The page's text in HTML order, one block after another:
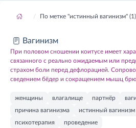
По метке "истинный вагинизм" (1)
Вагинизм
При половом сношении коитусе имеет
связанного с реально ожидаемым или
страхом боли перед дефлорацией.
сведением бёдер и сокращением мышц
женщины влагалище партнёр
причина вагинизма
истинный вагинизм
психотерапия
проведение